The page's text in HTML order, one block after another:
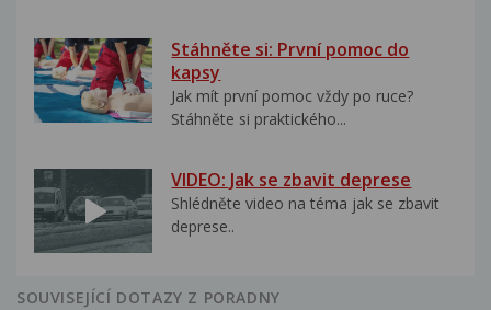
Stáhněte si: První pomoc do
kapsy
Jak mít první pomoc vždy po ruce?
Stáhněte si praktického...
VIDEO: Jak se zbavit deprese
Shlédněte video na téma jak se zbavit
deprese..
SOUVISEJÍCÍ DOTAZY Z PORADNY